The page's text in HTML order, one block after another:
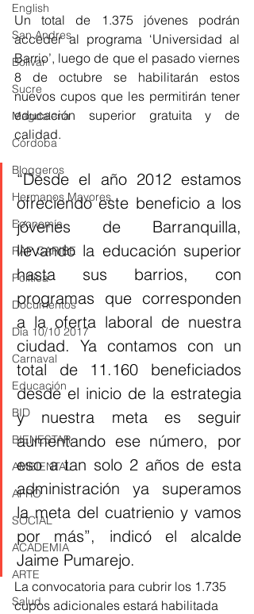
English
San Andres
Bolívar
Sucre
Magdalena
Córdoba
Bloggeros
Hermanos Mayores
Economía
RAP CARIBE
Política
Documentos
Día 10/10 2017
Carnaval
Educación
BID
BIENESTAR
AMBIENTAL
AFRO
SOCIAL
ACADEMIA
ARTE
Salud
Un total de 1.375 jóvenes podrán
acceder al programa ‘Universidad al
Barrio’, luego de que el pasado viernes
8 de octubre se habilitarán estos
nuevos cupos que les permitirán tener
educación superior gratuita y de
calidad.
“Desde el año 2012 estamos
ofreciendo este beneficio a los
jóvenes de Barranquilla,
llevando la educación superior
hasta sus barrios, con
programas que corresponden
a la oferta laboral de nuestra
ciudad. Ya contamos con un
total de 11.160 beneficiados
desde el inicio de la estrategia
y nuestra meta es seguir
aumentando ese número, por
eso a tan solo 2 años de esta
administración ya superamos
la meta del cuatrienio y vamos
por más”, indicó el alcalde
Jaime Pumarejo.
La convocatoria para cubrir los 1.735
cupos adicionales estará habilitada